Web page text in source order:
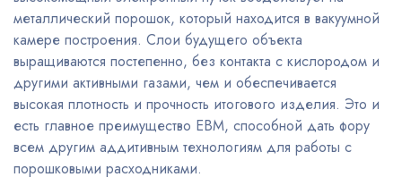
металлический порошок, который находится в вакуумной
камере построения. Слои будущего объекта
выращиваются постепенно, без контакта с кислородом и
другими активными газами, чем и обеспечивается
высокая плотность и прочность итогового изделия. Это и
есть главное преимущество EBM, способной дать фору
всем другим аддитивным технологиям для работы с
порошковыми расходниками.